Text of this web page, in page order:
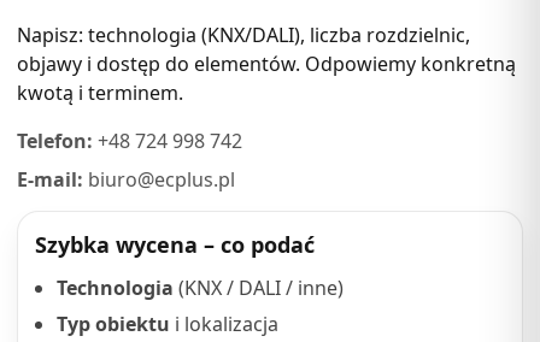
Napisz: technologia (KNX/DALI), liczba rozdzielnic,
objawy i dostęp do elementów. Odpowiemy konkretną
kwotą i terminem.
Telefon: +48 724 998 742
E-mail: biuro@ecplus.pl
Szybka wycena – co podać
Technologia (KNX / DALI / inne)
Typ obiektu i lokalizacja